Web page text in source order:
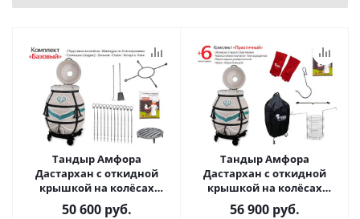
Тандыр Амфора
Дастархан с откидной
крышкой на колёсах
Комплект Базовый
50 600 руб.
Тандыр Амфора
Дастархан с откидной
крышкой на колёсах
Комплект Практичный
56 900 руб.